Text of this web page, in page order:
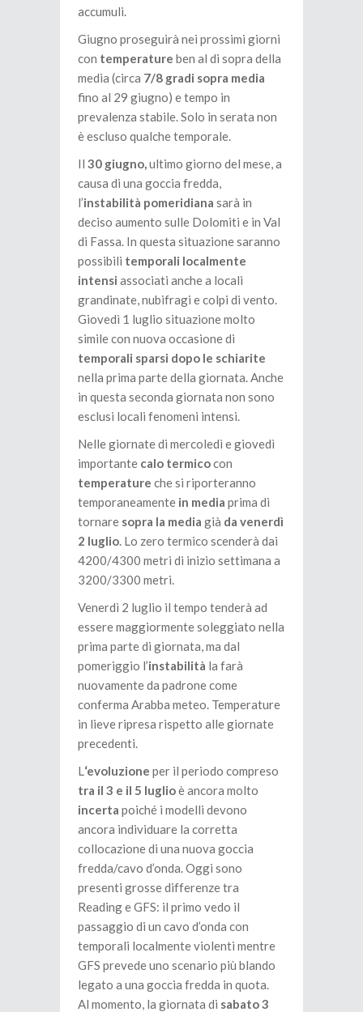
accumuli.
Giugno proseguirà nei prossimi giorni
con temperature ben al di sopra della
media (circa 7/8 gradi sopra media
fino al 29 giugno) e tempo in
prevalenza stabile. Solo in serata non
è escluso qualche temporale.
Il 30 giugno,ultimo giorno del mese, a
causa di una goccia fredda,
l’instabilità pomeridiana sarà in
deciso aumento sulle Dolomiti e in Val
di Fassa. In questa situazione saranno
possibili temporali localmente
intensi associati anche a locali
grandinate, nubifragi e colpi di vento.
Giovedì 1 luglio situazione molto
simile con nuova occasione di
temporali sparsi dopo le schiarite
nella prima parte della giornata. Anche
in questa seconda giornata non sono
esclusi locali fenomeni intensi.
Nelle giornate di mercoledì e giovedì
importante calo termicocon
temperature che si riporteranno
temporaneamente in media prima di
tornare sopra la media già da venerdì
2 luglio. Lo zero termico scenderà dai
4200/4300 metri di inizio settimana a
3200/3300 metri.
Venerdì 2 luglio il tempo tenderà ad
essere maggiormente soleggiato nella
prima parte di giornata, ma dal
pomeriggio l’instabilità la farà
nuovamente da padrone come
conferma Arabba meteo. Temperature
in lieve ripresa rispetto alle giornate
precedenti.
L‘evoluzione per il periodo compreso
tra il 3 e il 5 luglioè ancora molto
incerta poiché i modelli devono
ancora individuare la corretta
collocazione di una nuova goccia
fredda/cavo d’onda. Oggi sono
presenti grosse differenze tra
Reading e GFS: il primo vedo il
passaggio di un cavo d’onda con
temporali localmente violenti mentre
GFS prevede uno scenario più blando
legato a una goccia fredda in quota.
Al momento, la giornata di sabato 3